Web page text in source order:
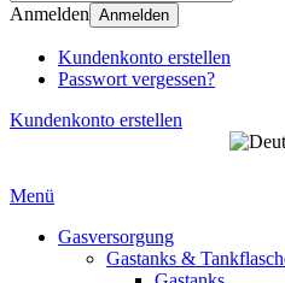
Anmelden Anmelden
Kundenkonto erstellen
Passwort vergessen?
Kundenkonto erstellen
Menü
Gasversorgung
Gastanks &